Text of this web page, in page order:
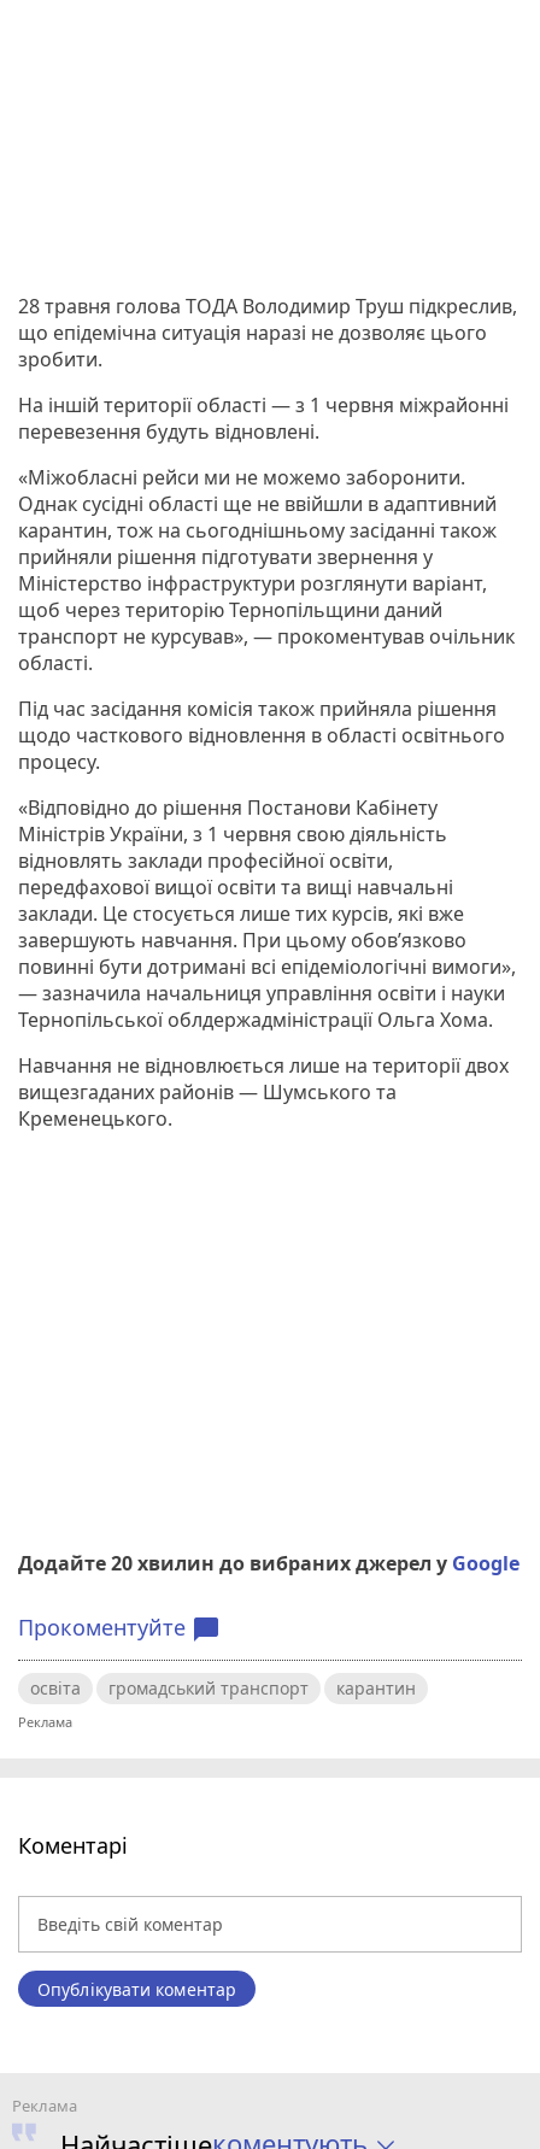
28 травня голова ТОДА Володимир Труш підкреслив,
що епідемічна ситуація наразі не дозволяє цього
зробити.
На іншій території області — з 1 червня міжрайонні
перевезення будуть відновлені.
«Міжобласні рейси ми не можемо заборонити.
Однак сусідні області ще не ввійшли в адаптивний
карантин, тож на сьогоднішньому засіданні також
прийняли рішення підготувати звернення у
Міністерство інфраструктури розглянути варіант,
щоб через територію Тернопільщини даний
транспорт не курсував», — прокоментував очільник
області.
Під час засідання комісія також прийняла рішення
щодо часткового відновлення в області освітнього
процесу.
«Відповідно до рішення Постанови Кабінету
Міністрів України, з 1 червня свою діяльність
відновлять заклади професійної освіти,
передфахової вищої освіти та вищі навчальні
заклади. Це стосується лише тих курсів, які вже
завершують навчання. При цьому обов’язково
повинні бути дотримані всі епідеміологічні вимоги»,
— зазначила начальниця управління освіти і науки
Тернопільської облдержадміністрації Ольга Хома.
Навчання не відновлюється лише на території двох
вищезгаданих районів — Шумського та
Кременецького.
Додайте 20 хвилин до вибраних джерел у Google
Прокоментуйте chat_bubble
освіта громадський транспорт карантин
Коментарі
Опублікувати коментар